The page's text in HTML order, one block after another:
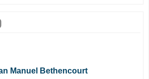
Manuel Bethencourt